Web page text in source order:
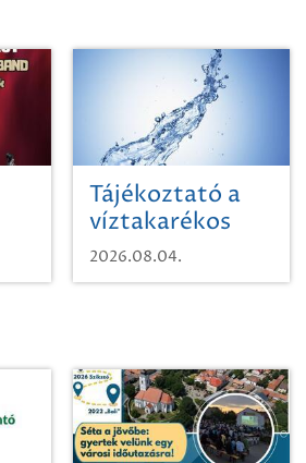
Tájékoztató a
víztakarékos
vízhasználatról
2026.08.04.